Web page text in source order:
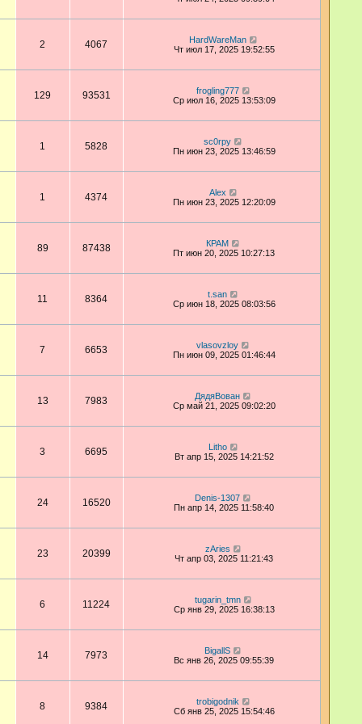
2 4067
HardWareMan
Чт июл 17, 2025 19:52:55
129 93531
frogling777
Ср июл 16, 2025 13:53:09
1 5828
sc0rpy
Пн июн 23, 2025 13:46:59
1 4374
Аlex
Пн июн 23, 2025 12:20:09
89 87438
КРАМ
Пт июн 20, 2025 10:27:13
11 8364
t.san
Ср июн 18, 2025 08:03:56
7 6653
vlasovzloy
Пн июн 09, 2025 01:46:44
13 7983
ДядяВован
Ср май 21, 2025 09:02:20
3 6695
Litho
Вт апр 15, 2025 14:21:52
24 16520
Denis-1307
Пн апр 14, 2025 11:58:40
23 20399
zAries
Чт апр 03, 2025 11:21:43
6 11224
tugarin_tmn
Ср янв 29, 2025 16:38:13
14 7973
BigallS
Вс янв 26, 2025 09:55:39
8 9384
trobigodnik
Сб янв 25, 2025 15:54:46